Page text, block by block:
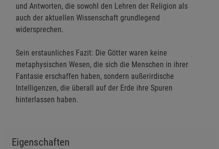
und Antworten, die sowohl den Lehren der Religion als
auch der aktuellen Wissenschaft grundlegend
widersprechen.
Sein erstaunliches Fazit: Die Götter waren keine
metaphysischen Wesen, die sich die Menschen in ihrer
Fantasie erschaffen haben, sondern außerirdische
Intelligenzen, die überall auf der Erde ihre Spuren
hinterlassen haben.
Eigenschaften